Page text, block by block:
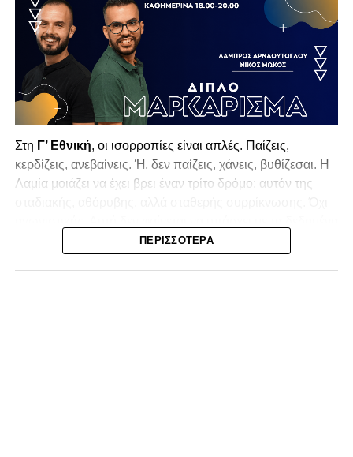
Στη Γ’ Εθνική, οι ισορροπίες είναι απλές. Παίζεις,
κερδίζεις, ανεβαίνεις. Ή, δεν παίζεις, χάνεις, βυθίζεσαι. Η
Λαμία μοιάζει να έχει βρει έναν τρίτο δρόμο: αυτόν της
της κατηγορίας. Της συρρίκνωσης της ίδιας της
ΠΕΡΙΣΣΌΤΕΡΑ